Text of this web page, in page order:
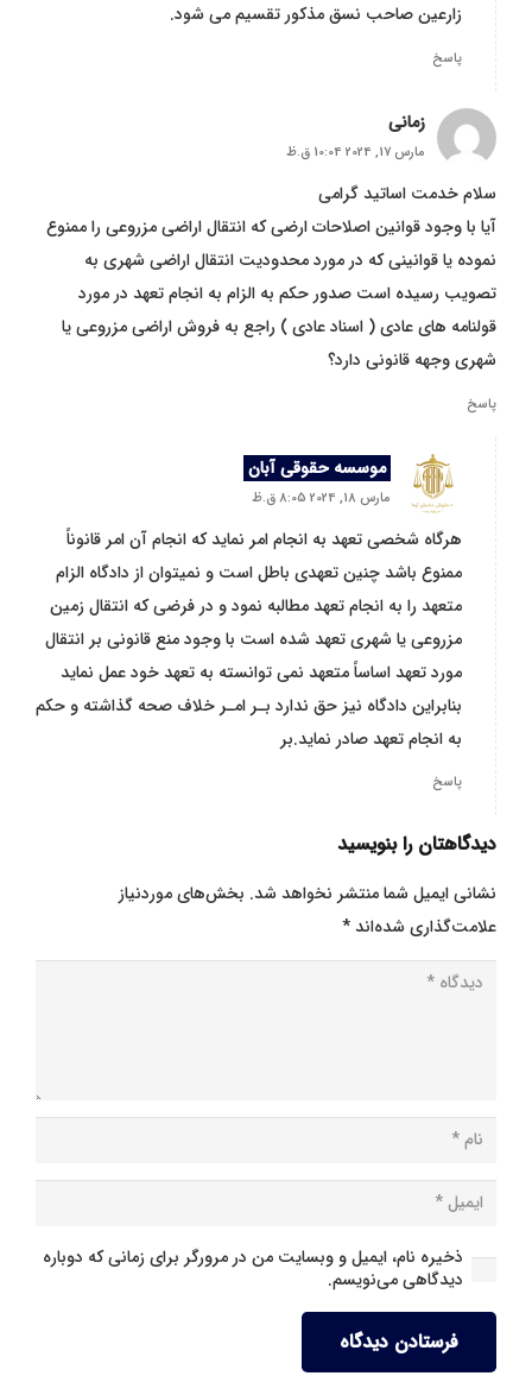
زارعین صاحب نسق مذکور تقسیم می شود.
پاسخ
زمانی
مارس 17, 2024 10:04 ق.ظ
سلام خدمت اساتید گرامی
آیا با وجود قوانین اصلاحات ارضی که انتقال اراضی مزروعی را ممنوع
نموده یا قوانینی که در مورد محدودیت انتقال اراضی شهری به
تصویب رسیده است صدور حکم به الزام به انجام تعهد در مورد
قولنامه های عادی ( اسناد عادی ) راجع به فروش اراضی مزروعی یا
شهری وجهه قانونی دارد؟
پاسخ
موسسه حقوقی آبان
مارس 18, 2024 8:05 ق.ظ
هرگاه شخصی تعهد به انجام امر نماید که انجام آن امر قانوناً
ممنوع باشد چنین تعهدی باطل است و نمیتوان از دادگاه الزام
متعهد را به انجام تعهد مطالبه نمود و در فرضی که انتقال زمین
مزروعی یا شهری تعهد شده است با وجود منع قانونی بر انتقال
مورد تعهد اساساً متعهد نمی توانسته به تعهد خود عمل نماید
بنابراین دادگاه نیز حق ندارد بـر امـر خلاف صحه گذاشته و حکم
به انجام تعهد صادر نماید.بر
پاسخ
دیدگاهتان را بنویسید
نشانی ایمیل شما منتشر نخواهد شد. بخش‌های موردنیاز
علامت‌گذاری شده‌اند*
ذخیره نام، ایمیل و وبسایت من در مرورگر برای زمانی که دوباره
دیدگاهی می‌نویسم.
فرستادن دیدگاه